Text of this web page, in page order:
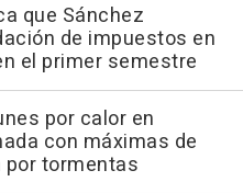
que Sánchez
de impuestos en
el primer semestre
por calor en
con máximas de
por tormentas